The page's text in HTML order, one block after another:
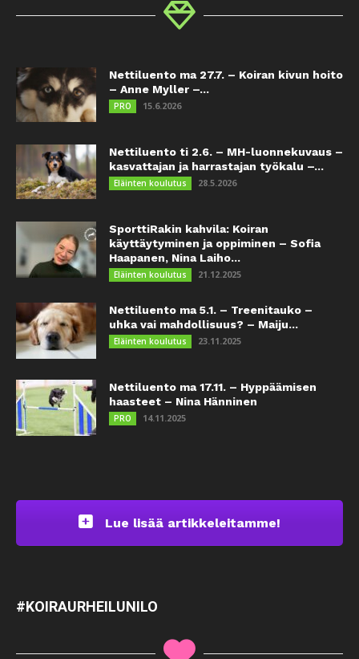
Nettiluento ma 27.7. – Koiran kivun hoito
– Anne Myller –...
PRO 15.6.2026
Nettiluento ti 2.6. – MH-luonnekuvaus –
kasvattajan ja harrastajan työkalu –...
Eläinten koulutus 28.5.2026
SporttiRakin kahvila: Koiran
käyttäytyminen ja oppiminen – Sofia
Haapanen, Nina Laiho...
Eläinten koulutus 21.12.2025
Nettiluento ma 5.1. – Treenitauko –
uhka vai mahdollisuus? – Maiju...
Eläinten koulutus 23.11.2025
Nettiluento ma 17.11. – Hyppäämisen
haasteet – Nina Hänninen
PRO 14.11.2025
Lue lisää artikkeleitamme!
#KOIRAURHEILUNILO